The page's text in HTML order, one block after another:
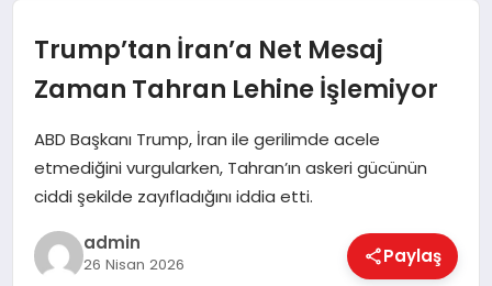
DÜNYA
EĞITIM
Trump’tan İran’a Net Mesaj
Zaman Tahran Lehine İşlemiyor
ABD Başkanı Trump, İran ile gerilimde acele
etmediğini vurgularken, Tahran’ın askeri gücünün
ciddi şekilde zayıfladığını iddia etti.
admin
26 Nisan 2026 Paylaş